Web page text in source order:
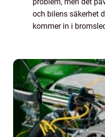
och bilens säkerhet
kommer in i